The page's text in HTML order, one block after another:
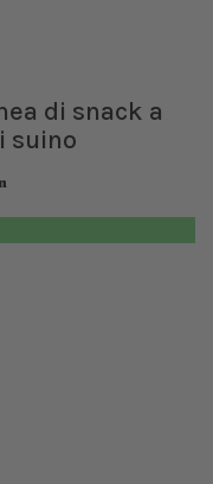
di snack a
suino